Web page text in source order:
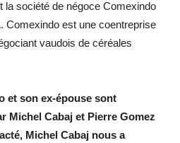
la société de négoce Comexindo
Comexindo est une coentreprise
vaudois de céréales
et son ex-épouse sont
Michel Cabaj et Pierre Gomez
Michel Cabaj nous a